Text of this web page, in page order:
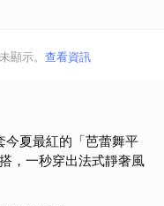
顯示。 查看資訊
今夏最紅的「芭蕾舞平
，一秒穿出法式靜奢風